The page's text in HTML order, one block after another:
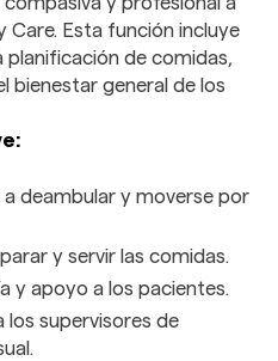
Care. Esta función incluye
planificación de comidas,
bienestar general de los
deambular y moverse por
y servir las comidas.
y apoyo a los pacientes.
los supervisores de